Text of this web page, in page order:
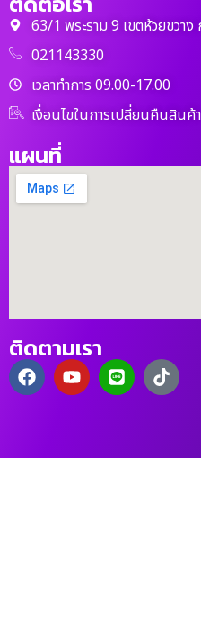
63/1 พระราม 9 เขตห้วยขวา
021143330
เวลาทำการ 09.00-17.00
เงื่อนไขในการเปลี่ยนคืนสินค้า
แผนที่
ติดตามเรา